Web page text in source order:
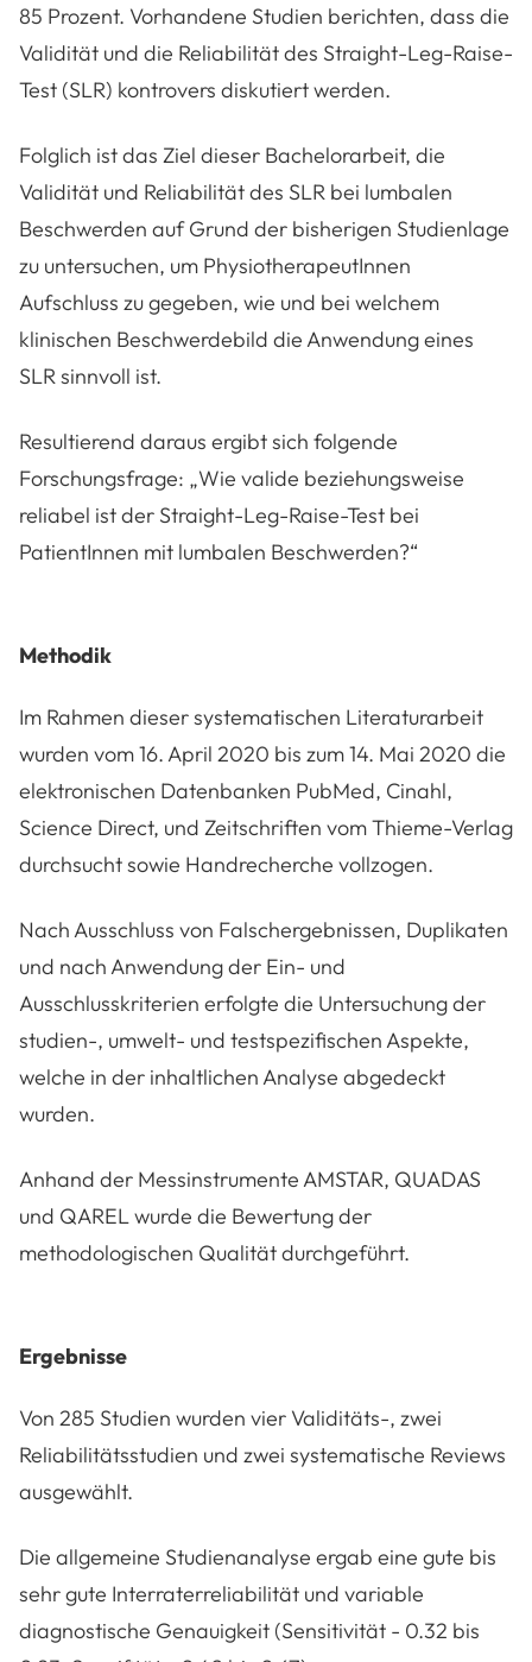
85 Prozent. Vorhandene Studien berichten, dass die
Validität und die Reliabilität des Straight-Leg-Raise-
Test (SLR) kontrovers diskutiert werden.
Folglich ist das Ziel dieser Bachelorarbeit, die
Validität und Reliabilität des SLR bei lumbalen
Beschwerden auf Grund der bisherigen Studienlage
zu untersuchen, um PhysiotherapeutInnen
Aufschluss zu gegeben, wie und bei welchem
klinischen Beschwerdebild die Anwendung eines
SLR sinnvoll ist.
Resultierend daraus ergibt sich folgende
Forschungsfrage: „Wie valide beziehungsweise
reliabel ist der Straight-Leg-Raise-Test bei
PatientInnen mit lumbalen Beschwerden?“
Methodik
Im Rahmen dieser systematischen Literaturarbeit
wurden vom 16. April 2020 bis zum 14. Mai 2020 die
elektronischen Datenbanken PubMed, Cinahl,
Science Direct, und Zeitschriften vom Thieme-Verlag
durchsucht sowie Handrecherche vollzogen.
Nach Ausschluss von Falschergebnissen, Duplikaten
und nach Anwendung der Ein- und
Ausschlusskriterien erfolgte die Untersuchung der
studien-, umwelt- und testspezifischen Aspekte,
welche in der inhaltlichen Analyse abgedeckt
wurden.
Anhand der Messinstrumente AMSTAR, QUADAS
und QAREL wurde die Bewertung der
methodologischen Qualität durchgeführt.
Ergebnisse
Von 285 Studien wurden vier Validitäts-, zwei
Reliabilitätsstudien und zwei systematische Reviews
ausgewählt.
Die allgemeine Studienanalyse ergab eine gute bis
sehr gute Interraterreliabilität und variable
diagnostische Genauigkeit (Sensitivität - 0.32 bis